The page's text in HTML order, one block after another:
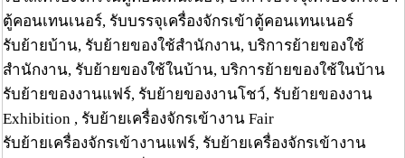
ตู้คอนเทนเนอร์, รับบรรจุเครื่องจักรเข้าตู้คอนเทนเนอร์
รับย้ายบ้าน, รับย้ายของใช้สำนักงาน, บริการย้ายของใช้
สำนักงาน, รับย้ายของใช้ในบ้าน, บริการย้ายของใช้ในบ้าน
รับย้ายของงานแฟร์, รับย้ายของงานโชว์, รับย้ายของงาน
Exhibition , รับย้ายเครื่องจักรเข้างาน Fair
รับย้ายเครื่องจักรเข้างานแฟร์, รับย้ายเครื่องจักรเข้างาน